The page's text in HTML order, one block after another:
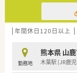
【募集背景と
■パート薬剤師
ために正社員
あれば歓迎いた
■調剤薬局の
す。
年間休日120日以上
勤務地
熊本県 山
木葉駅 (JR鹿